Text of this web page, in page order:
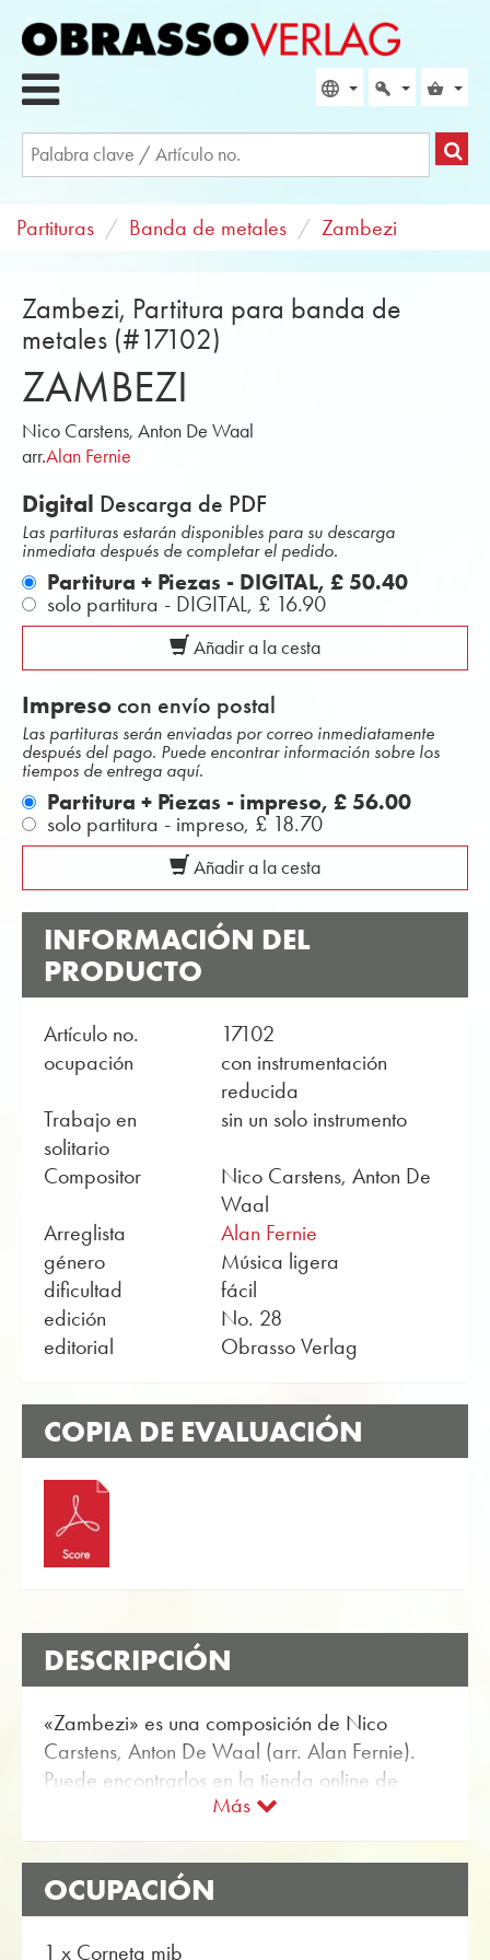
Partituras Banda de metales Zambezi
Zambezi, Partitura para banda de
metales (#17102)
ZAMBEZI
Nico Carstens, Anton De Waal
arr.Alan Fernie
Digital Descarga de PDF
Las partituras estarán disponibles para su descarga
inmediata después de completar el pedido.
Partitura + Piezas - DIGITAL, £ 50.40
solo partitura - DIGITAL, £ 16.90
Añadir a la cesta
Impreso con envío postal
Las partituras serán enviadas por correo inmediatamente
después del pago. Puede encontrar información sobre los
tiempos de entrega aquí.
Partitura + Piezas - impreso, £ 56.00
solo partitura - impreso, £ 18.70
Añadir a la cesta
INFORMACIÓN DEL
PRODUCTO
Artículo no.
17102
ocupación
con instrumentación
reducida
Trabajo en
solitario
sin un solo instrumento
Compositor
Nico Carstens, Anton De
Waal
Arreglista
Alan Fernie
género
Música ligera
dificultad
fácil
edición
No. 28
editorial
Obrasso Verlag
COPIA DE EVALUACIÓN
DESCRIPCIÓN
«Zambezi» es una composición de Nico
Carstens, Anton De Waal (arr. Alan Fernie).
Puede encontrarlos en la tienda online de
Obrasso Partitura para banda de metales con
el artículo no. 17102 disponible. La partitura se
clasifica en Nivel de dificultad B (fácil). Más
Música para entretenimiento por banda de
metales se puede encontrar utilizando la
función de búsqueda flexible.
Más
OCUPACIÓN
1 x Corneta mib